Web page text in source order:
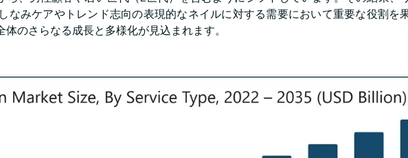
なみケアやトレンド志向の表現的なネイルに対する需要において重要な役割を
のさらなる成長と多様化が見込まれます。